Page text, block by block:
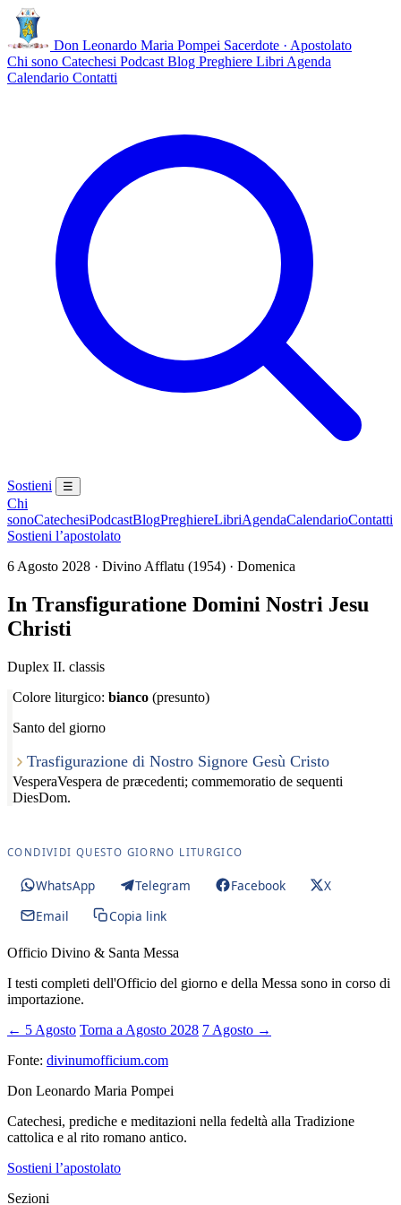
Don Leonardo Maria Pompei Sacerdote · Apostolato
Chi sono Catechesi Podcast Blog Preghiere Libri Agenda
Calendario Contatti
Sostieni ☰
Chi
sonoCatechesiPodcastBlogPreghiereLibriAgendaCalendarioContatti
Sostieni l’apostolato
6 Agosto 2028 · Divino Afflatu (1954) · Domenica
In Transfiguratione Domini Nostri Jesu
Christi
Duplex II. classis
Colore liturgico: bianco (presunto)
Santo del giorno
Trasfigurazione di Nostro Signore Gesù Cristo
VesperaVespera de præcedenti; commemoratio de sequenti
DiesDom.
CONDIVIDI QUESTO GIORNO LITURGICO
WhatsApp Telegram Facebook
X
Email
Copia link
Officio Divino & Santa Messa
I testi completi dell'Officio del giorno e della Messa sono in corso di
importazione.
← 5 Agosto Torna a Agosto 2028 7 Agosto →
Fonte: divinumofficium.com
Don Leonardo Maria Pompei
Catechesi, prediche e meditazioni nella fedeltà alla Tradizione
cattolica e al rito romano antico.
Sostieni l’apostolato
Sezioni